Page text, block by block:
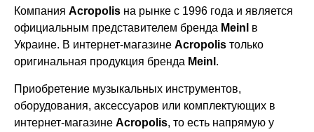
Компания Acropolis на рынке с 1996 года и является
официальным представителем бренда Meinl в
Украине. В интернет-магазине Acropolis только
оригинальная продукция бренда Meinl .
Приобретение музыкальных инструментов,
оборудования, аксессуаров или комплектующих в
интернет-магазине Acropolis, то есть напрямую у